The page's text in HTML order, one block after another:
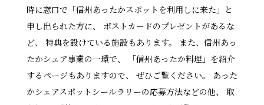
時に窓口で「信州あったかスポットを利用しに来た」と
申し出られた方に、 ポストカードのプレゼントがあるな
ど、 特典を設けている施設もあります。 また、信州あっ
たかシェア事業の一環で、 「信州あったか料理」を紹介
するページもありますので、 ぜひご覧ください。 あった
かシェアスポットシールラリーの応募方法などの他、 取